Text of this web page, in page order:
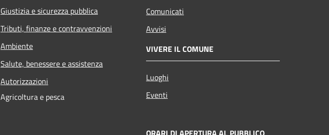
Giustizia e sicurezza pubblica
Tributi, finanze e contravvenzioni
Ambiente
Salute, benessere e assistenza
Autorizzazioni
Agricoltura e pesca
Comunicati
Avvisi
VIVERE IL COMUNE
Luoghi
Eventi